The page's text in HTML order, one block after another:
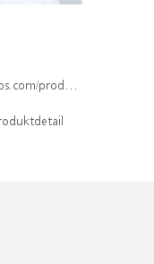
isin/DE000WA7HHF5